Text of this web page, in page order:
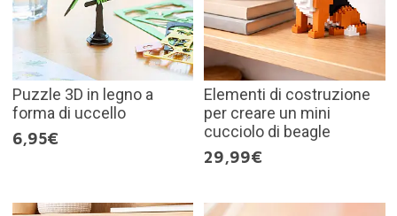
Puzzle 3D in legno a
forma di uccello
6,95€
Elementi di costruzione
per creare un mini
cucciolo di beagle
29,99€